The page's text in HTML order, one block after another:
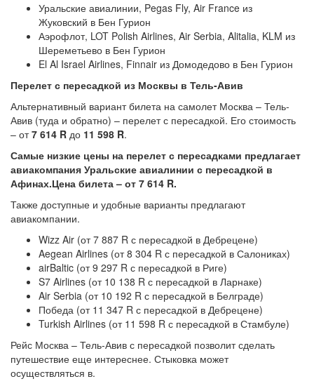
Уральские авиалинии, Pegas Fly, Air France из
Жуковский в Бен Гурион
Аэрофлот, LOT Polish Airlines, Air Serbia, Alitalia, KLM из
Шереметьево в Бен Гурион
El Al Israel Airlines, Finnair из Домодедово в Бен Гурион
Перелет с пересадкой из Москвы в Тель-Авив
Альтернативный вариант билета на самолет Москва – Тель-
Авив (туда и обратно) – перелет с пересадкой. Его стоимость
– от7 614 R до 11 598 R.
Самые низкие цены на перелет с пересадками предлагает
авиакомпания Уральские авиалинии с пересадкой в
Афинах.Цена билета – от 7 614 R.
Также доступные и удобные варианты предлагают
авиакомпании.
Wizz Air (от 7 887 R с пересадкой в Дебрецене)
Aegean Airlines (от 8 304 R с пересадкой в Салониках)
airBaltic (от 9 297 R с пересадкой в Риге)
S7 Airlines (от 10 138 R с пересадкой в Ларнаке)
Air Serbia (от 10 192 R с пересадкой в Белграде)
Победа (от 11 347 R с пересадкой в Дебрецене)
Turkish Airlines (от 11 598 R с пересадкой в Стамбуле)
Рейс Москва – Тель-Авив с пересадкой позволит сделать
путешествие еще интереснее. Стыковка может
осуществляться в.